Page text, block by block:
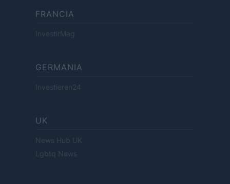
FRANCIA
InvestirMag
GERMANIA
Investieren24
UK
News Hub UK
Lgbtq News